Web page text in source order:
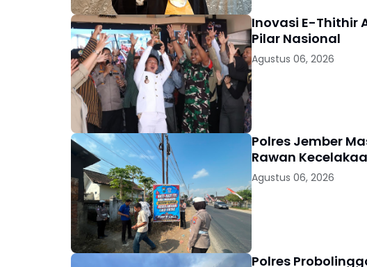
Inovasi E-Thithir
Pilar Nasional
Agustus 06, 2026
Polres Jember
Rawan
Agustus 06, 2026
Polres